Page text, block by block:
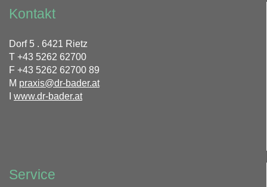
Kontakt
Dorf 5 . 6421 Rietz
T +43 5262 62700
F +43 5262 62700 89
M praxis@dr-bader.at
www.dr-bader.at
Service